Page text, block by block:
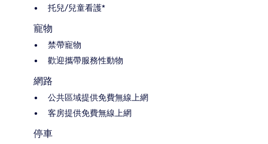
托兒/兒童看護*
寵物
禁帶寵物
歡迎攜帶服務性動物
網路
公共區域提供免費無線上網
客房提供免費無線上網
停車